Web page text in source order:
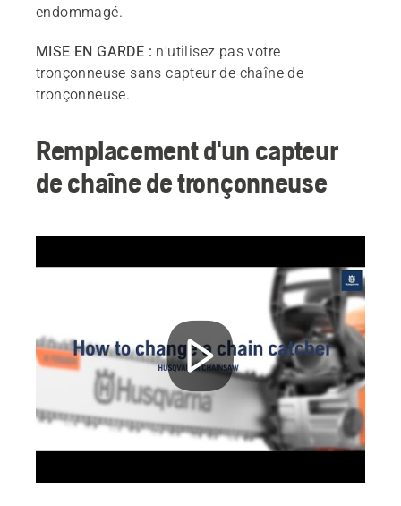
endommagé.
MISE EN GARDE : n'utilisez pas votre
tronçonneuse sans capteur de chaîne de
tronçonneuse.
Remplacement d'un capteur
de chaîne de tronçonneuse